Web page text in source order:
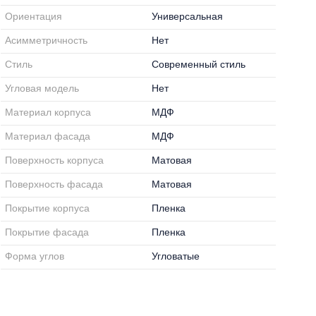
Ориентация Универсальная
Асимметричность Нет
Стиль Современный стиль
Угловая модель Нет
Материал корпуса МДФ
Материал фасада МДФ
Поверхность корпуса Матовая
Поверхность фасада Матовая
Покрытие корпуса Пленка
Покрытие фасада Пленка
Форма углов Угловатые